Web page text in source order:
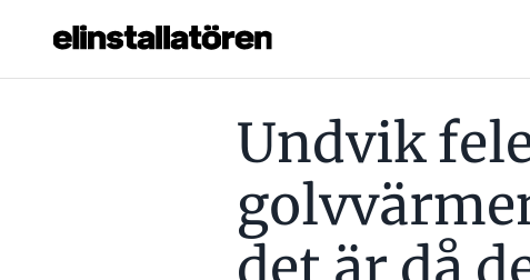
Hantera prenumeration
Undvik
UNDVIK FELEN I GOLVVÄRMEN: ”500 VOLT – DET ÄR DÅ DET